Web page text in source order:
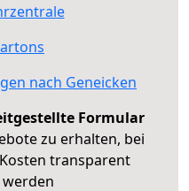
nach Geneicken
Formular
zu erhalten, bei
transparent